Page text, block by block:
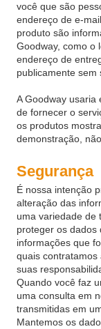
você que são
endereço de e-
produto são
Goodway, como o
endereço de
publicamente sem
A Goodway usaria
de fornecer o
os produtos
demonstração,
Segurança
É nossa intenção
alteração das
uma variedade de
proteger os dados
informações que
quais
suas
Quando você faz
uma consulta em
transmitidas em
Mantemos os